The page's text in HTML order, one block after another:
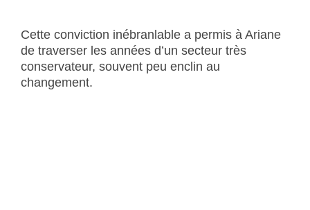
Cette conviction inébranlable a permis à Ariane
de traverser les années d’un secteur très
conservateur, souvent peu enclin au
changement.